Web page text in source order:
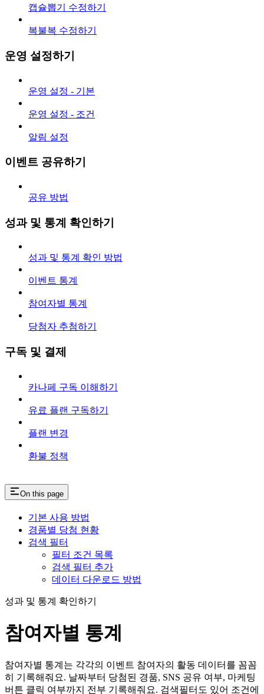
캡슐뽑기 수정하기
복불복 수정하기
운영 설정하기
운영 설정 - 기본
운영 설정 - 조건
알림 설정
이벤트 공유하기
공유 방법
성과 및 통계 확인하기
성과 및 통계 확인 방법
이벤트 통계
참여자별 통계
당첨자 추첨하기
구독 및 결제
카나페 구독 이해하기
유료 플랜 구독하기
플랜 변경
환불 정책
On this page
기본 사용 방법
경품별 당첨 현황
검색 필터
필터 조건 목록
검색 필터 추가
데이터 다운로드 방법
성과 및 통계 확인하기
참여자별 통계
참여자별 통계는 각각의 이벤트 참여자의 활동 데이터를 꼼꼼
히 기록해줘요. 날짜부터 당첨된 경품, SNS 공유 여부, 마케팅
버튼 클릭 여부까지 전부 기록해줘요. 검색필터도 있어 조건에